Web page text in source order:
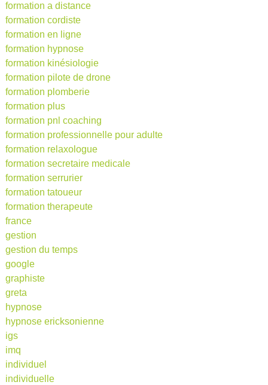
formation a distance
formation cordiste
formation en ligne
formation hypnose
formation kinésiologie
formation pilote de drone
formation plomberie
formation plus
formation pnl coaching
formation professionnelle pour adulte
formation relaxologue
formation secretaire medicale
formation serrurier
formation tatoueur
formation therapeute
france
gestion
gestion du temps
google
graphiste
greta
hypnose
hypnose ericksonienne
igs
imq
individuel
individuelle